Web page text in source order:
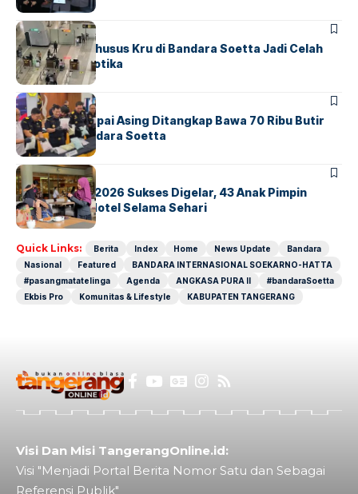
BANDARABERITA
Ketika Jalur Khusus Kru di Bandara Soetta Jadi Celah
Sindikat Narkotika
BANDARA BERITA
Kopilot Maskapai Asing Ditangkap Bawa 70 Ribu Butir
Ekstasi di Bandara Soetta
BERITAINDEX
GM For A Day 2026 Sukses Digelar, 43 Anak Pimpin
Operasional Hotel Selama Sehari
Quick Links: Berita Index Home News Update
Bandara
Nasional
Featured
BANDARA INTERNASIONAL SOEKARNO-HATTA
#pasangmatatelinga
Agenda ANGKASA PURA II
#bandaraSoetta
Ekbis Pro
Komunitas & Lifestyle KABUPATEN TANGERANG
Visi Dan Misi TangerangOnline.id:
Visi "Menjadi Portal Berita Nomor Satu dan Sebagai
Referensi Publik"